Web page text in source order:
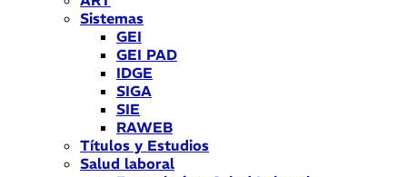
Sistemas
GEI
GEI PAD
IDGE
SIGA
SIE
RAWEB
Títulos y Estudios
Salud laboral